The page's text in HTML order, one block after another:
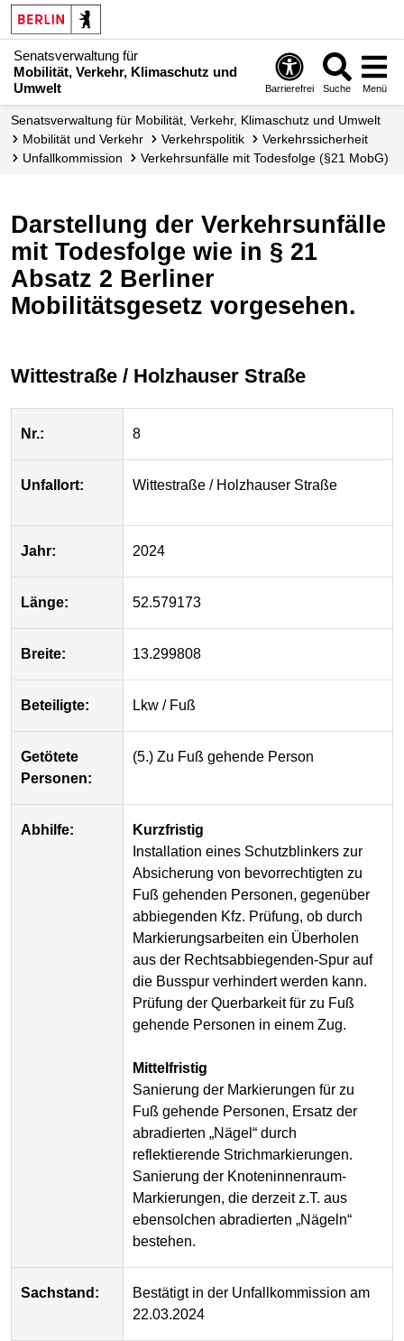
Senatsverwaltung für
Mobilität, Verkehr, Klimaschutz und
Umwelt
Barrierefrei Suche Menü
Senatsverwaltung für Mobilität, Verkehr, Klimaschutz und Umwelt
Mobilität und Verkehr
Verkehrspolitik
Verkehrs­sicherheit
Unfallkommission
Verkehrsunfälle mit Todesfolge (§21 MobG)
Darstellung der Verkehrsunfälle
mit Todesfolge wie in § 21
Absatz 2 Berliner
Mobilitätsgesetz vorgesehen.
Wittestraße / Holzhauser Straße
Nr.: 8
Unfallort: Wittestraße / Holzhauser Straße
Jahr: 2024
Länge: 52.579173
Breite: 13.299808
Beteiligte: Lkw / Fuß
Getötete
Personen:
(5.) Zu Fuß gehende Person
Abhilfe:
Kurzfristig
Installation eines Schutz­blinkers zur
Absicherung von bevor­rechtigten zu
Fuß gehenden Personen, gegenüber
ab­biegen­den Kfz. Prüfung, ob durch
Markierungs­arbeiten ein Über­holen
aus der Rechts­abbiegen­den-Spur auf
die Busspur verhindert werden kann.
Prüfung der Quer­bar­keit für zu Fuß
gehende Personen in einem Zug.
Mittelfristig
Sanierung der Markierungen für zu
Fuß gehende Personen, Ersatz der
abradierten „Nägel“ durch
reflektierende Strich­markierungen.
Sanierung der Knoten­innen­raum-
Markierungen, die derzeit z.T. aus
eben­solchen abradierten „Nägeln“
bestehen.
Sachstand:
Bestätigt in der Unfall­kommission am
22.03.2024